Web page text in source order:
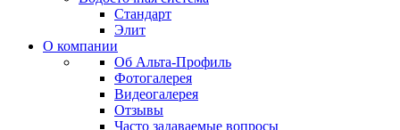
Стандарт
Элит
О компании
Об Альта-Профиль
Фотогалерея
Видеогалерея
Отзывы
Часто задаваемые вопросы